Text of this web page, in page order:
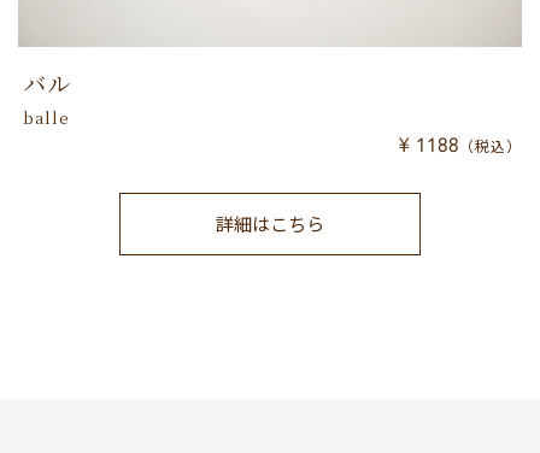
バル
balle
¥ 1188 （税込）
詳細はこちら